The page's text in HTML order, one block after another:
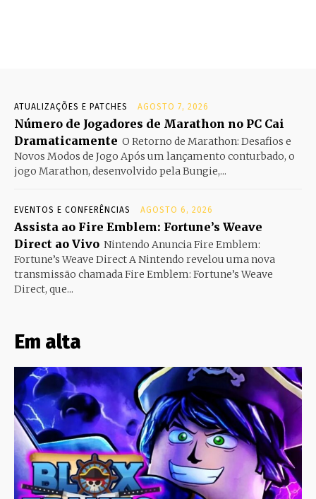
ATUALIZAÇÕES E PATCHES AGOSTO 7, 2026
Número de Jogadores de Marathon no PC Cai
Dramaticamente O Retorno de Marathon: Desafios e
Novos Modos de Jogo Após um lançamento conturbado, o
jogo Marathon, desenvolvido pela Bungie,...
EVENTOS E CONFERÊNCIAS AGOSTO 6, 2026
Assista ao Fire Emblem: Fortune’s Weave
Direct ao Vivo Nintendo Anuncia Fire Emblem:
Fortune’s Weave Direct A Nintendo revelou uma nova
transmissão chamada Fire Emblem: Fortune’s Weave
Direct, que...
Em alta